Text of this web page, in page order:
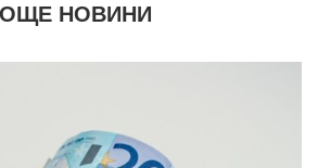
ОЩЕ НОВИНИ